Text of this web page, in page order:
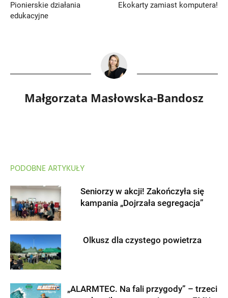
Pionierskie działania
edukacyjne
Ekokarty zamiast komputera!
Małgorzata Masłowska-Bandosz
PODOBNE ARTYKUŁY
Seniorzy w akcji! Zakończyła się
kampania „Dojrzała segregacja”
Olkusz dla czystego powietrza
„ALARMTEC. Na fali przygody” – trzeci